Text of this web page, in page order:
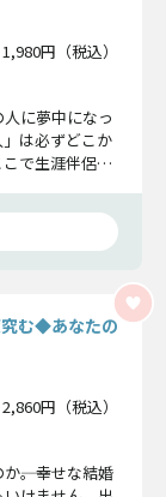
円（税込）
に夢中になっ
は必ずどこか
で生涯伴侶の
む◆あなたの
円（税込）
――。幸せな結婚